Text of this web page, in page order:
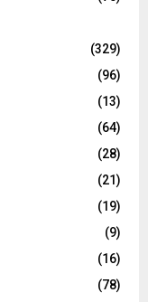
(329)
(96)
(13)
(64)
(28)
(21)
(19)
(9)
(16)
(78)